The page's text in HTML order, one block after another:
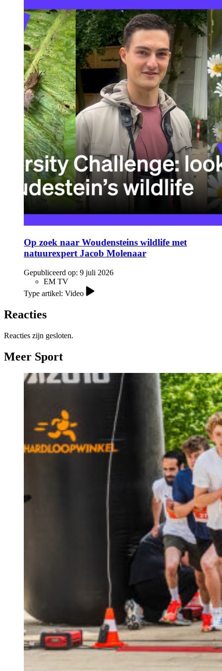
Op zoek naar Woudensteins wildlife met
natuurexpert Jacob Molenaar
Gepubliceerd op: 9 juli 2026
EM TV
Type artikel: Video
Reacties
Reacties zijn gesloten.
Meer Sport